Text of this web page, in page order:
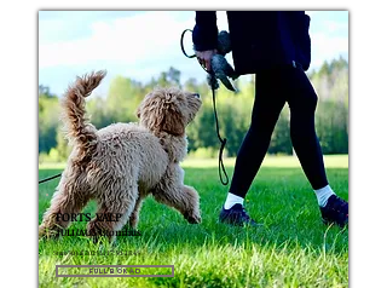
FORTS VALP
JULI/AUG Utomhus
Start 30 juli 2025 kl 17:30-18:45
Fullbokad